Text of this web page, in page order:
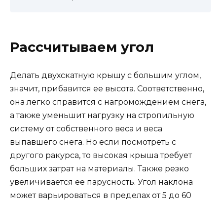
Рассчитываем угол
Делать двухскатную крышу с большим углом,
значит, прибавится ее высота. Соответственно,
она легко справится с нагромождением снега,
а также уменьшит нагрузку на стропильную
систему от собственного веса и веса
выпавшего снега. Но если посмотреть с
другого ракурса, то высокая крыша требует
больших затрат на материалы. Также резко
увеличивается ее парусность. Угол наклона
может варьироваться в пределах от 5 до 60